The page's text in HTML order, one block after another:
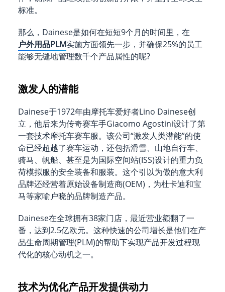
标准。
那么，Dainese是如何在短短9个月的时间里，在
户外用品PLM实施方面领先一步，并确保25%的员工
能够无缝地管理数千个产品属性的呢?
激发人的潜能
Dainese于1972年由摩托车爱好者Lino Dainese创
立，他后来为传奇赛车手Giacomo Agostini设计了第
一套技术摩托车赛车服。该公司“激发人类潜能”的使
命已经超越了赛车运动，还包括滑雪、山地自行车、
骑马、帆船、甚至是为国际空间站(ISS)设计的重力负
荷模拟服的安全装备和服装。这个引以为傲的意大利
品牌还经营着原始设备制造商(OEM)，为杜卡迪和宝
马等家喻户晓的品牌制造产品。
Dainese在全球拥有38家门店，最近营业额翻了一
番，达到2.5亿欧元。这种快速的公司增长是他们在产
品生命周期管理(PLM)的帮助下实现产品开发过程现
代化的核心动机之一。
技术为优化产品开发提供动力